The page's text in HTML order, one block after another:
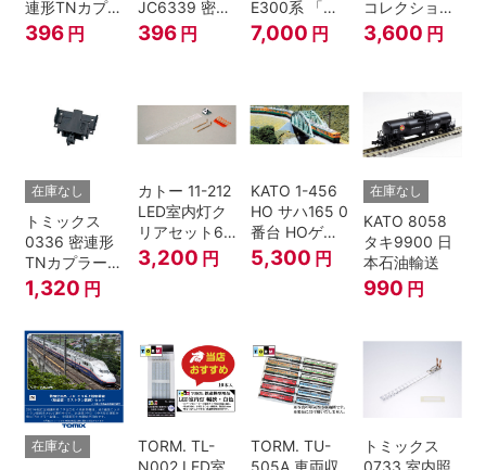
連形TNカプラ
ーSP・黒(キ
ハ52-100用)
396 円
JC6339 密連
形TNカプラー
(SP・グレ
転台側) 鉄道
模型 Nゲージ
396 円
E300系 「リ
ゾートビュー
ふるさと」 2
7,000 円
コレクション
名古屋鉄道
6000系 白帯
nゲージ
3,600 円
在庫なし
トミックス
0336 密連形
TNカプラー
(6個・SP・
黒)
1,320 円
カトー 11-212
LED室内灯ク
リアセット6
入 Nゲージ
3,200 円
KATO 1-456
HO サハ165 0
番台 HOゲー
ジ
5,300 円
在庫なし
KATO 8058
タキ9900 日
本石油輸送
990 円
在庫なし
TORM. TL-
TORM. TU-
トミックス